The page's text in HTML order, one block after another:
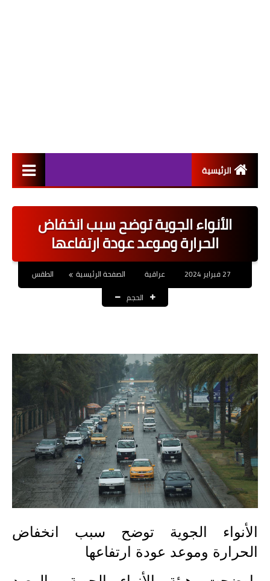
الرئيسية
اخبار القطاع العام
اخبار القطاع الخاص
نتائج التعيينات
العقود والاجور اليومية
القروض والسلف
المنح المالية
قطع الاراضي
اخبار العراق
الاخبار السياسية
الاخبار الامنية
الاخبار الاقتصادية
الأنواء الجوية توضح سبب انخفاض
الحرارة وموعد عودة ارتفاعها
عراقية الصفحة الرئيسية
الطقس
الحجم
الأنواء الجوية توضح سبب انخفاض
الحرارة وموعد عودة ارتفاعها